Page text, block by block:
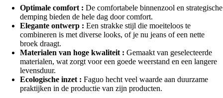
Optimale comfort : De comfortabele binnenzool en strategische
demping bieden de hele dag door comfort.
Elegante ontwerp : Een strakke stijl die moeiteloos te
combineren is met diverse looks, of je nu jeans of een nette
broek draagt.
Materialen van hoge kwaliteit : Gemaakt van geselecteerde
materialen, wat zorgt voor een goede weerstand en een langere
levensduur.
Ecologische inzet : Faguo hecht veel waarde aan duurzame
praktijken in de productie van zijn producten.